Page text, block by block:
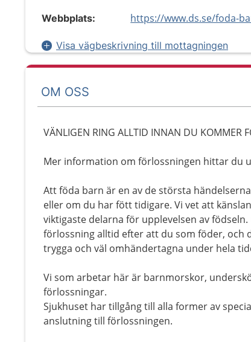
Webbplats: https://www.ds.se/foda-
Visa vägbeskrivning till mottagningen
OM OSS
VÄNLIGEN RING ALLTID INNAN DU KOMMER
Mer information om förlossningen hittar du
Att föda barn är en av de största
eller om du har fött tidigare. Vi vet att
viktigaste delarna för upplevelsen av
förlossning alltid efter att du som föder, och
trygga och väl omhändertagna under hela
Vi som arbetar här är barnmorskor,
förlossningar.
Sjukhuset har tillgång till alla former av
anslutning till förlossningen.